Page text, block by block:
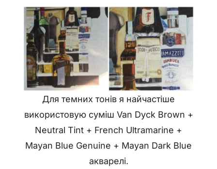
Для темних тонів я найчастіше
використовую суміш Van Dyck Brown +
Neutral Tint + French Ultramarine +
Mayan Blue Genuine + Mayan Dark Blue
акварелі.